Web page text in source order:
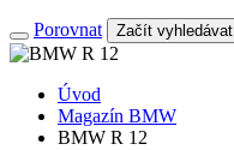
Porovnat Začít vyhledávat
Úvod
Magazín BMW
BMW R 12